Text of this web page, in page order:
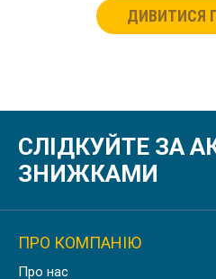
ДИВИТИСЯ
СЛІДКУЙТЕ ЗА
ЗНИЖКАМИ
ПРО КОМПАНІЮ
Про нас